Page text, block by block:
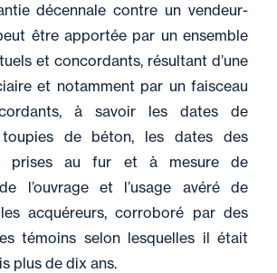
décennale contre un vendeur-
être apportée par un ensemble
et concordants, résultant d’une
et notamment par un faisceau
à savoir les dates de
de béton, les dates des
prises au fur et à mesure de
de l’ouvrage et l’usage avéré de
acquéreurs, corroboré par des
témoins selon lesquelles il était
plus de dix ans.